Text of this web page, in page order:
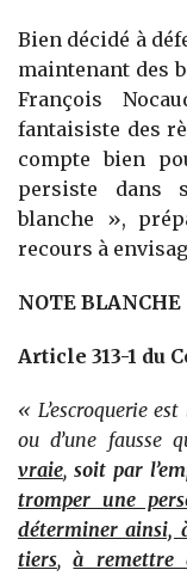
Bien décidé à
maintenant des
François
fantaisiste des
compte bien
persiste dans
blanche »,
recours à
NOTE BLANCHE
Article 313-1 du
« L’escroquerie
ou d’une fausse
vraie,soit par
tromper une
déterminer ainsi,
tiers, à remettre